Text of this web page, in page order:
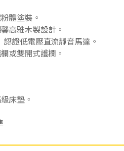
體塗裝。
高雅木製設計。
認證低電壓直流靜音馬達。
或雙開式護欄。
床墊。